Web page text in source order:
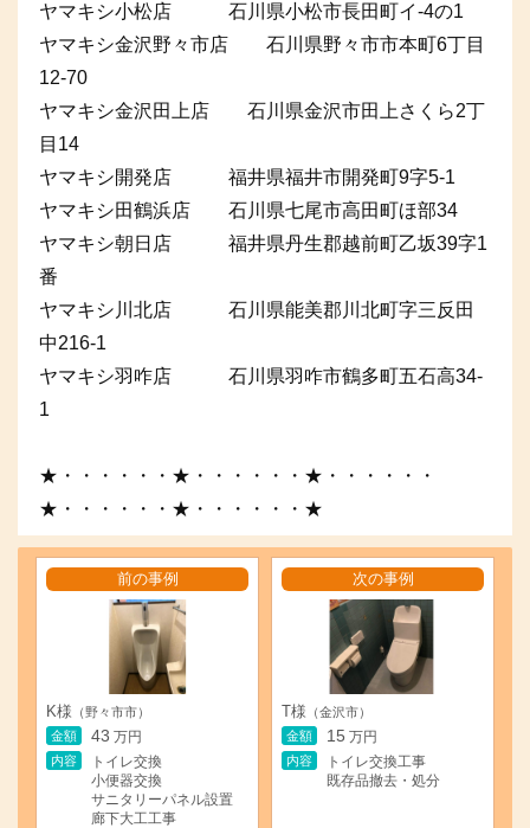
ヤマキシ小松店 石川県小松市長田町イ-4の1
ヤマキシ金沢野々市店 石川県野々市市本町6丁目
12-70
ヤマキシ金沢田上店 石川県金沢市田上さくら2丁
目14
ヤマキシ開発店 福井県福井市開発町9字5-1
ヤマキシ田鶴浜店 石川県七尾市高田町ほ部34
ヤマキシ朝日店 福井県丹生郡越前町乙坂39字1
番
ヤマキシ川北店 石川県能美郡川北町字三反田
中216-1
ヤマキシ羽咋店 石川県羽咋市鶴多町五石高34-
1
★・・・・・・★・・・・・・★・・・・・・
★・・・・・・★・・・・・・★
前の事例
K様 （野々市市）
金額
43 万円
内容
トイレ交換
小便器交換
サニタリーパネル設置
廊下大工工事
次の事例
T様 （金沢市）
金額
15 万円
内容
トイレ交換工事
既存品撤去・処分